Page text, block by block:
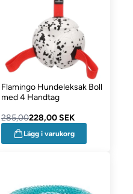
Flamingo Hundeleksak Boll
med 4 Handtag
285,00228,00 SEK
Lägg i varukorg